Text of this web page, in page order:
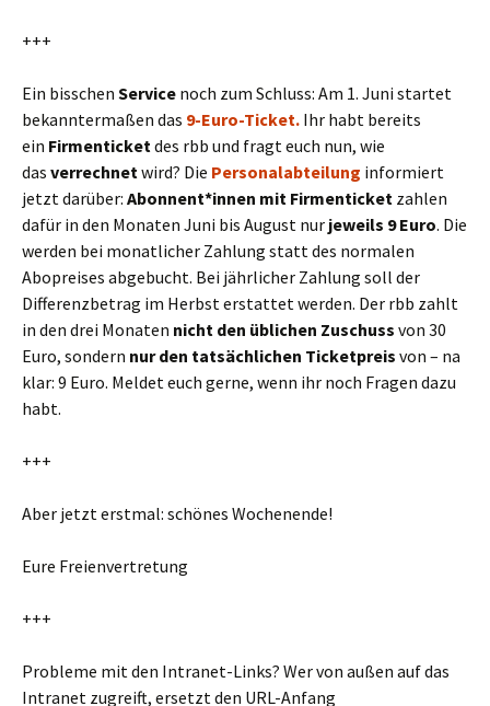
+++
Ein bisschen Service noch zum Schluss: Am 1. Juni startet
bekanntermaßen das 9-Euro-Ticket. Ihr habt bereits
ein Firmenticketdes rbb und fragt euch nun, wie
das verrechnetwird? Die Personalabteilung informiert
jetzt darüber: Abonnent*innen mit Firmenticket zahlen
dafür in den Monaten Juni bis August nur jeweils 9 Euro. Die
werden bei monatlicher Zahlung statt des normalen
Abopreises abgebucht. Bei jährlicher Zahlung soll der
Differenzbetrag im Herbst erstattet werden. Der rbb zahlt
in den drei Monaten nicht den üblichen Zuschuss von 30
Euro, sondern nur den tatsächlichen Ticketpreis von – na
klar: 9 Euro. Meldet euch gerne, wenn ihr noch Fragen dazu
habt.
+++
Aber jetzt erstmal: schönes Wochenende!
Eure Freienvertretung
+++
Probleme mit den Intranet-Links? Wer von außen auf das
Intranet zugreift, ersetzt den URL-Anfang